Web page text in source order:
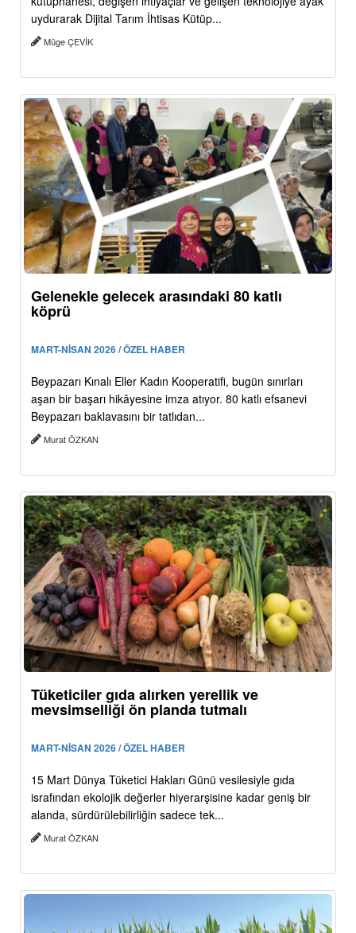
uydurarak Dijital Tarım İhtisas Kütüp...
Müge ÇEVİK
Gelenekle gelecek arasındaki 80 katlı
köprü
MART-NİSAN 2026 / ÖZEL HABER
Beypazarı Kınalı Eller Kadın Kooperatifi, bugün sınırları
aşan bir başarı hikâyesine imza atıyor. 80 katlı efsanevi
Beypazarı baklavasını bir tatlıdan...
Murat ÖZKAN
Tüketiciler gıda alırken yerellik ve
mevsimselliği ön planda tutmalı
MART-NİSAN 2026 / ÖZEL HABER
15 Mart Dünya Tüketici Hakları Günü vesilesiyle gıda
israfından ekolojik değerler hiyerarşisine kadar geniş bir
alanda, sürdürülebilirliğin sadece tek...
Murat ÖZKAN